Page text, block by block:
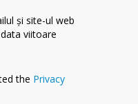
și site-ul web
viitoare
the Privacy